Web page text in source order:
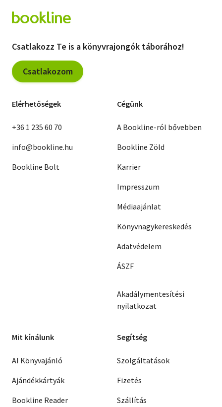
Csatlakozz Te is a könyvrajongók táborához!
Csatlakozom
Elérhetőségek
+36 1 235 60 70
info@bookline.hu
Bookline Bolt
Cégünk
A Bookline-ról bővebben
Bookline Zöld
Karrier
Impresszum
Médiaajánlat
Könyvnagykereskedés
Adatvédelem
ÁSZF
Akadálymentesítési
nyilatkozat
Mit kínálunk
AI Könyvajánló
Ajándékkártyák
Bookline Reader
Segítség
Szolgáltatások
Fizetés
Szállítás